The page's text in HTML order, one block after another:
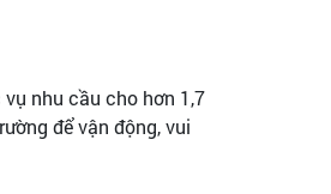
nhu cầu cho hơn 1,7
để vận động, vui